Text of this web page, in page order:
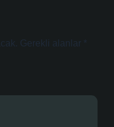
Gerekli alanlar *